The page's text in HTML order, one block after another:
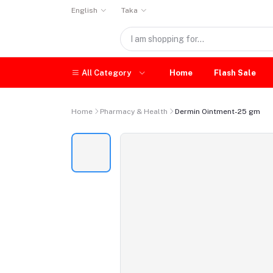
English Taka
All Category Home Flash Sale
Home Pharmacy & Health Dermin Ointment-25 gm